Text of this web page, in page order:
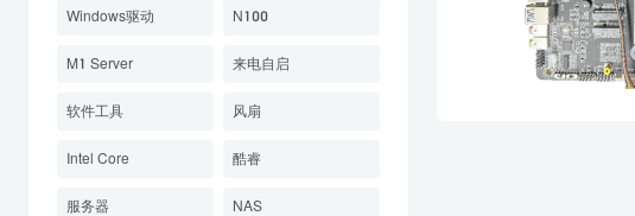
Windows驱动 N100
M1 Server 来电自启
软件工具 风扇
Intel Core 酷睿
服务器 NAS